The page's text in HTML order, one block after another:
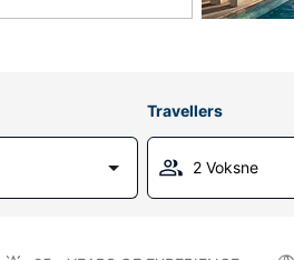
Travellers
2 Voksne